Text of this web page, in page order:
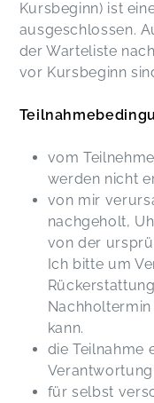
Kursbeginn) ist
ausgeschlossen.
der Warteliste
vor Kursbeginn
vom
werden nicht
von mir
nachgeholt,
von der
Ich bitte um
kann.
die Teilnahme
Verantwortung
für selbst